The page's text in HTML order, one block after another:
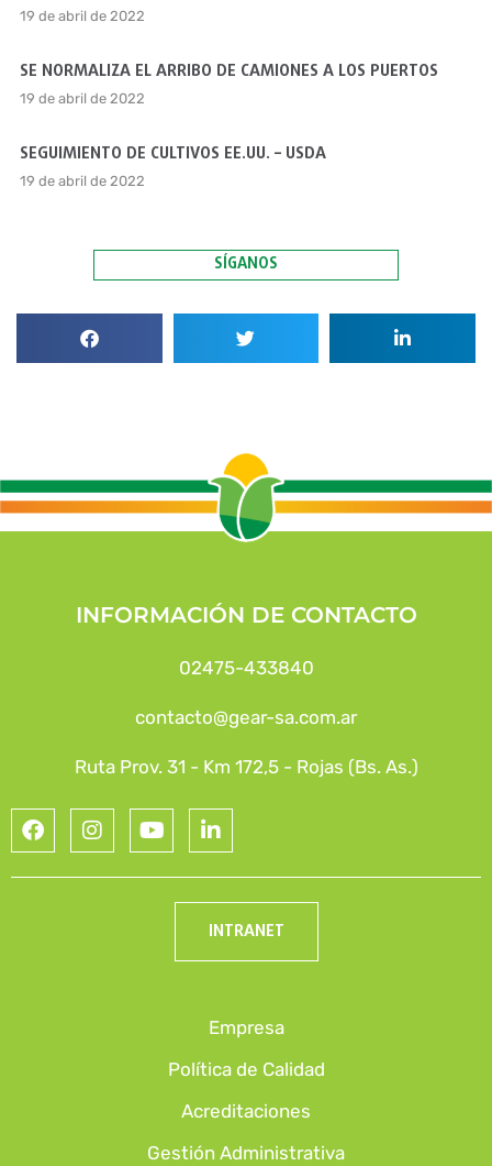
19 de abril de 2022
SE NORMALIZA EL ARRIBO DE CAMIONES A LOS PUERTOS
19 de abril de 2022
SEGUIMIENTO DE CULTIVOS EE.UU. – USDA
19 de abril de 2022
SÍGANOS
INFORMACIÓN DE CONTACTO
02475-433840
contacto@gear-sa.com.ar
Ruta Prov. 31 - Km 172,5 - Rojas (Bs. As.)
INTRANET
Empresa
Política de Calidad
Acreditaciones
Gestión Administrativa